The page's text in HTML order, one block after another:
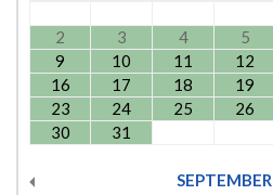
2
3 4 5
9
10 11 12
16
17 18 19
23
24 25 26
30
31
SEPTEMBER